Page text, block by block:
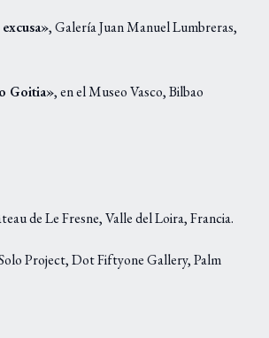
, Galería Juan Manuel Lumbreras,
Goitia», en el Museo Vasco, Bilbao
de Le Fresne, Valle del Loira, Francia.
Project, Dot Fiftyone Gallery, Palm